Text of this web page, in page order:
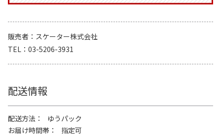
販売者
スケーター株式会社
TEL
03-5206-3931
配送情報
配送方法
ゆうパック
お届け時間帯
指定可